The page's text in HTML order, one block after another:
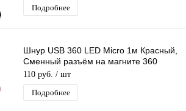
Подробнее
Шнур USB 360 LED Micro 1м Красный,
Сменный разъём на магните 360
градусов светящийся - Бегущие Огни
110 руб. / шт
Подробнее